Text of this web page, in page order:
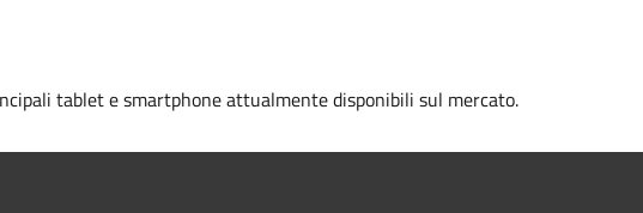
tablet e smartphone attualmente disponibili sul mercato.